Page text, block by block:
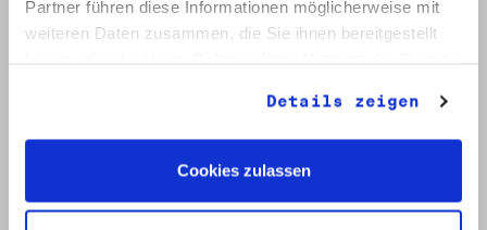
Partner führen diese Informationen möglicherweise mit
weiteren Daten zusammen, die Sie ihnen bereitgestellt
Details zeigen
Cookies zulassen